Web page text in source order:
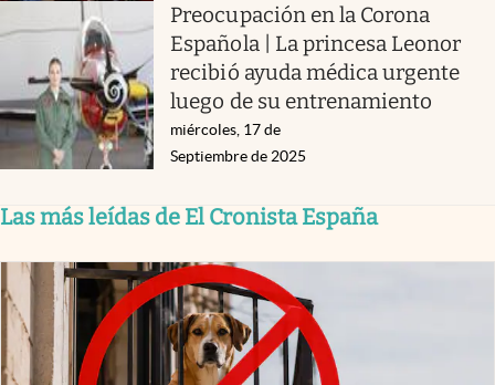
Preocupación en la Corona
Española | La princesa Leonor
recibió ayuda médica urgente
luego de su entrenamiento
miércoles, 17 de
Septiembre de 2025
Las más leídas de El Cronista España